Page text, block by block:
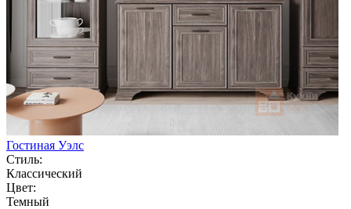
Гостиная Уэлс
Стиль:
Классический
Цвет:
Темный